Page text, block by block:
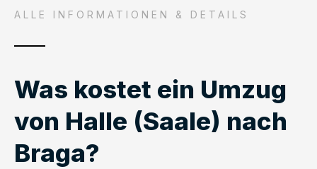
ALLE INFORMATIONEN & DETAILS
Was kostet ein Umzug
von Halle (Saale) nach
Braga?